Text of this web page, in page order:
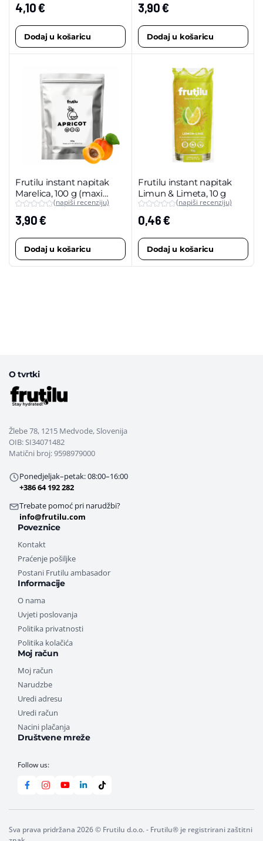
4,10€
Dodaj u košaricu
3,90€
Dodaj u košaricu
Frutilu instant napitak
Marelica, 100 g (maxi
pakiranje)(napiši recenziju)
3,90€
Dodaj u košaricu
Frutilu instant napitak
Limun & Limeta, 10 g
(napiši recenziju)
0,46€
Dodaj u košaricu
O tvrtki
Žlebe 78, 1215 Medvode, Slovenija
OIB: SI34071482
Matični broj: 9598979000
Ponedjeljak–petak: 08:00–16:00
+386 64 192 282
Trebate pomoć pri narudžbi?
info@frutilu.com
Poveznice
Kontakt
Praćenje pošiljke
Postani Frutilu ambasador
Informacije
O nama
Uvjeti poslovanja
Politika privatnosti
Politika kolačića
Moj račun
Moj račun
Narudzbe
Uredi adresu
Uredi račun
Nacini plačanja
Društvene mreže
Follow us:
Sva prava pridržana 2026 © Frutilu d.o.o. - Frutilu® je registrirani zaštitni